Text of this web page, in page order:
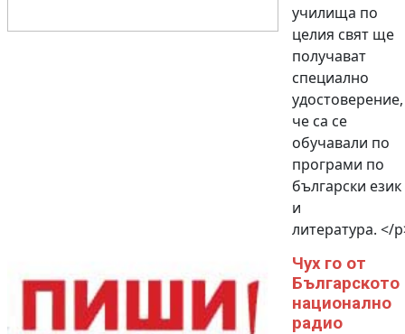
училища по
целия свят ще
получават
специално
удостоверение,
че са се
обучавали по
програми по
български език
и
литература. </
Чух го от
Българското
национално
радио